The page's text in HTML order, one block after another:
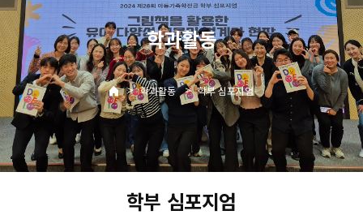
학과활동
> 학과활동 > 학부 심포지엄
학부 심포지엄